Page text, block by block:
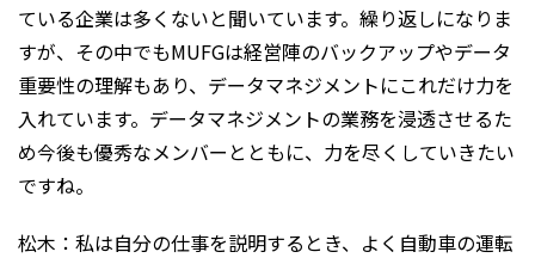
ている企業は多くないと聞いています。繰り返しになりま
すが、その中でもMUFGは経営陣のバックアップやデータ
重要性の理解もあり、データマネジメントにこれだけ力を
入れています。データマネジメントの業務を浸透させるた
め今後も優秀なメンバーとともに、力を尽くしていきたい
ですね。
松木：私は自分の仕事を説明するとき、よく自動車の運転